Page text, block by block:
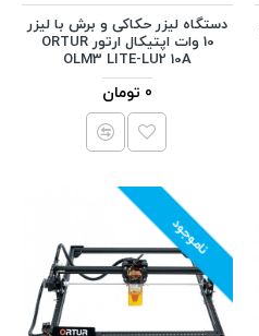
دستگاه لیزر حکاکی و برش با لیزر
10 وات اپتیکال ارتور ORTUR
OLM3 LITE-LU2 10A
0 تومان
ناموجود